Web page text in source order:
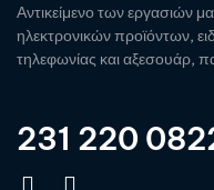
Αντικείμενο των εργασιών
ηλεκτρονικών προϊόντων,
τηλεφωνίας και αξεσουάρ,
231 220